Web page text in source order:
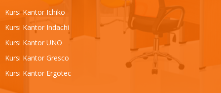
Kursi Kantor Ichiko
Kursi Kantor Indachi
Kursi Kantor UNO
Kursi Kantor Gresco
Kursi Kantor Ergotec